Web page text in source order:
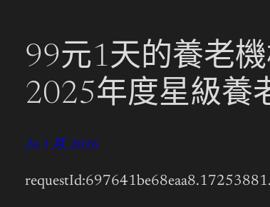
99元1天的養老
2025年度星級養
26 1 月, 2026
requestId:697641be68eaa8.17253881.